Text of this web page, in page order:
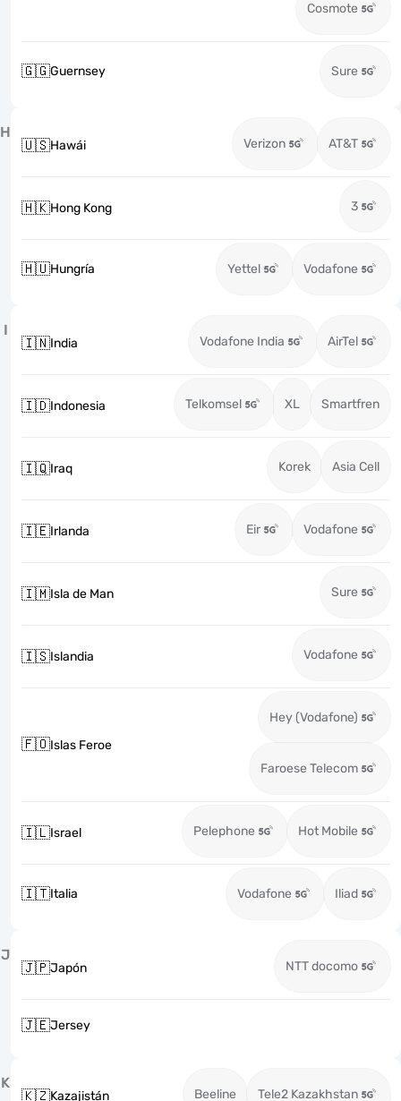
Cosmote
🇬🇬Guernsey Sure
H
🇺🇸Hawái Verizon AT&T
🇭🇰Hong Kong 3
🇭🇺Hungría Yettel Vodafone
I
🇮🇳India Vodafone India AirTel
🇮🇩Indonesia Telkomsel XL Smartfren
🇮🇶Iraq Korek Asia Cell
🇮🇪Irlanda Eir Vodafone
🇮🇲Isla de Man Sure
🇮🇸Islandia Vodafone
🇫🇴Islas Feroe
Hey (Vodafone)
Faroese Telecom
🇮🇱Israel Pelephone Hot Mobile
🇮🇹Italia Vodafone Iliad
J
🇯🇵Japón NTT docomo
🇯🇪Jersey
K
🇰🇿Kazajistán Beeline Tele2 Kazakhstan